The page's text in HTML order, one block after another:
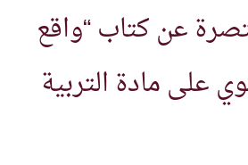
عن كتاب “واقع
على مادة التربية